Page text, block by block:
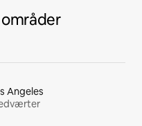
Angeles